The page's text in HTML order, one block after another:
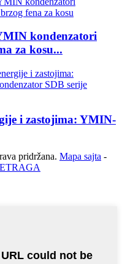
kondenzatori
za kosu...
i zastojima: YMIN-
pridržana. Mapa sajta -